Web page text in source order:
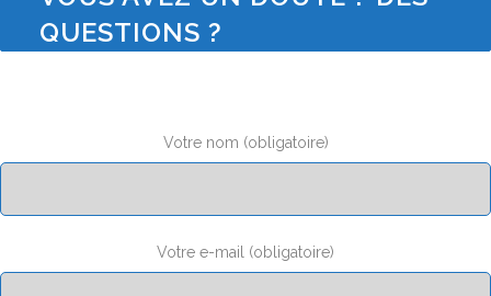
QUESTIONS ?
Votre nom (obligatoire)
Votre e-mail (obligatoire)